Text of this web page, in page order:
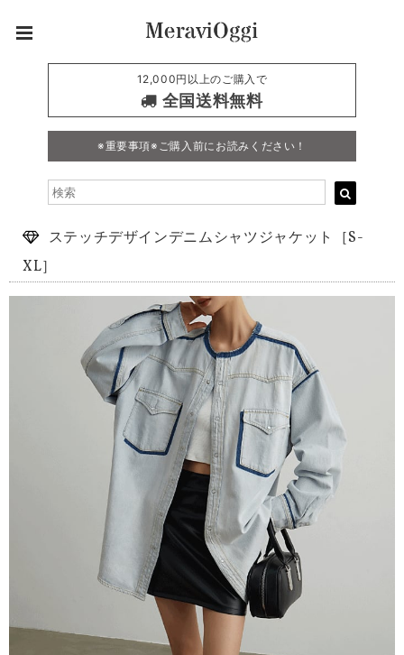
12,000円以上のご購入で
全国送料無料
※重要事項※ご購入前にお読みください！
ステッチデザインデニムシャツジャケット［S-
XL］